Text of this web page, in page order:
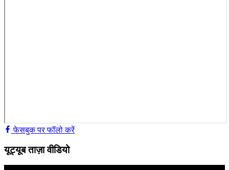
फेसबुक पर फॉलो करें
यूट्यूब ताज़ा वीडियो